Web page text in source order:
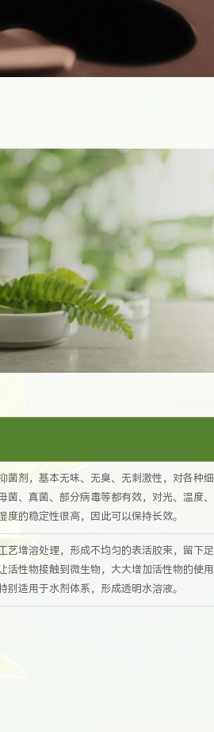
菌剂，基本无味、无臭、无刺激性，对各种细
菌、真菌、部分病毒等都有效，对光、温度、
度的稳定性很高，因此可以保持长效。
艺增溶处理，形成不均匀的表活胶束，留下足
活性物接触到微生物，大大增加活性物的使用
别适用于水剂体系，形成透明水溶液。